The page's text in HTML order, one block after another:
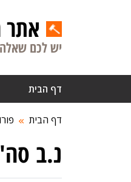
אתר
יש לכם
דף הבית
דף הבית
נ.ב